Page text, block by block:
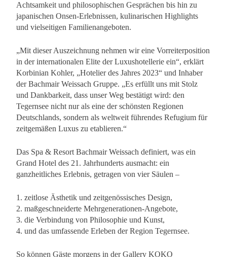
Achtsamkeit und philosophischen Gesprächen bis hin zu
japanischen Onsen-Erlebnissen, kulinarischen Highlights
und vielseitigen Familienangeboten.
„Mit dieser Auszeichnung nehmen wir eine Vorreiterposition
in der internationalen Elite der Luxushotellerie ein“, erklärt
Korbinian Kohler, „Hotelier des Jahres 2023“ und Inhaber
der Bachmair Weissach Gruppe. „Es erfüllt uns mit Stolz
und Dankbarkeit, dass unser Weg bestätigt wird: den
Tegernsee nicht nur als eine der schönsten Regionen
Deutschlands, sondern als weltweit führendes Refugium für
zeitgemäßen Luxus zu etablieren.“
Das Spa & Resort Bachmair Weissach definiert, was ein
Grand Hotel des 21. Jahrhunderts ausmacht: ein
ganzheitliches Erlebnis, getragen von vier Säulen –
1. zeitlose Ästhetik und zeitgenössisches Design,
2. maßgeschneiderte Mehrgenerationen-Angebote,
3. die Verbindung von Philosophie und Kunst,
4. und das umfassende Erleben der Region Tegernsee.
So können Gäste morgens in der Gallery KOKO